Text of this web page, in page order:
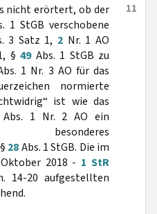
11
nicht erörtert, ob der
1 StGB verschobene
3 Satz 1, 2 Nr. 1 AO
§49Abs. 1 StGB zu
1 Nr. 3 AO für das
normierte
ist wie das
1 Nr. 2 AO ein
besonderes
28Abs. 1 StGB. Die im
2018 - 1 StR
14-20 aufgestellten